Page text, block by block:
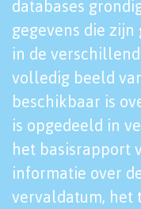
databases
gegevens die
in de
volledig beeld
beschikbaar is
is opgedeeld in
het basisrapport
informatie over
vervaldatum, het